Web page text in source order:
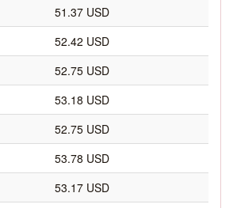
51.37 USD
52.42 USD
52.75 USD
53.18 USD
52.75 USD
53.78 USD
53.17 USD